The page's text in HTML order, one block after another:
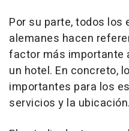
Por su parte, todos los
alemanes hacen
factor más importante
un hotel. En concreto,
importantes para los
servicios y la ubicación.